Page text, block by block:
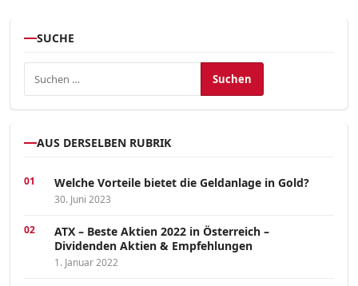
SUCHE
Suchen nach:
AUS DERSELBEN RUBRIK
Welche Vorteile bietet die Geldanlage in Gold?
30. Juni 2023
ATX – Beste Aktien 2022 in Österreich –
Dividenden Aktien & Empfehlungen
1. Januar 2022